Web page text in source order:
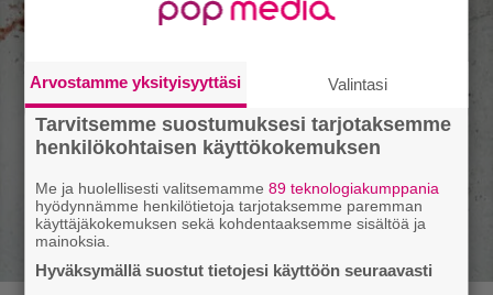
Arvostamme yksityisyyttäsi Valintasi
Tarvitsemme suostumuksesi tarjotaksemme
henkilökohtaisen käyttökokemuksen
Me ja huolellisesti valitsemamme89 teknologiakumppania
hyödynnämme henkilötietoja tarjotaksemme paremman
käyttäjäkokemuksen sekä kohdentaaksemme sisältöä ja
mainoksia.
Hyväksymällä suostut tietojesi käyttöön seuraavasti